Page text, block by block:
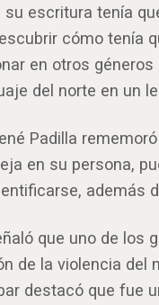
escritura tenía
cómo tenía
en otros
del norte en un
Padilla
en su persona,
además
que uno de
de la violencia
destacó que fue